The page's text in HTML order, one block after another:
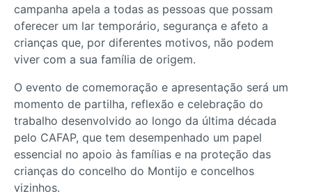
campanha apela a todas as pessoas que possam
oferecer um lar temporário, segurança e afeto a
crianças que, por diferentes motivos, não podem
viver com a sua família de origem.
O evento de comemoração e apresentação será um
momento de partilha, reflexão e celebração do
trabalho desenvolvido ao longo da última década
pelo CAFAP, que tem desempenhado um papel
essencial no apoio às famílias e na proteção das
crianças do concelho do Montijo e concelhos
vizinhos.